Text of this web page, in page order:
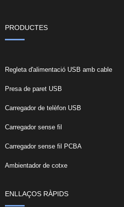
PRODUCTES
Regleta d'alimentació USB amb cable
Presa de paret USB
Carregador de telèfon USB
Carregador sense fil
Carregador sense fil PCBA
Ambientador de cotxe
ENLLAÇOS RÀPIDS